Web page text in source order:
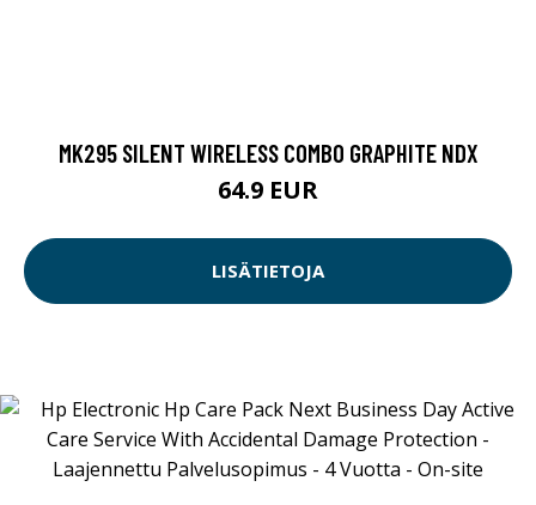
MK295 SILENT WIRELESS COMBO GRAPHITE NDX
64.9 EUR
LISÄTIETOJA